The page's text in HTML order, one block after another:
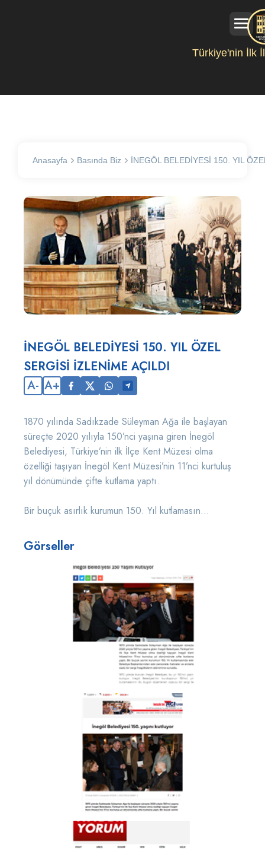
Türkiye'nin İlk
Anasayfa Basında Biz İNEGÖL BELEDİYESİ 150. YIL
İNEGÖL BELEDİYESİ 150. YIL ÖZEL
SERGİSİ İZLENİME AÇILDI
A- A+
1870 yılında Sadıkzade Süleyman Ağa ile başlayan
süreçte 2020 yılıyla 150’nci yaşına giren İnegöl
Belediyesi, Türkiye’nin ilk İlçe Kent Müzesi olma
özelliği taşıyan İnegöl Kent Müzesi’nin 11’nci kurtuluş
yıl dönümünde çifte kutlama yaptı.
Bir buçuk asırlık kurumun 150. Yıl kutlamasın...
Görseller